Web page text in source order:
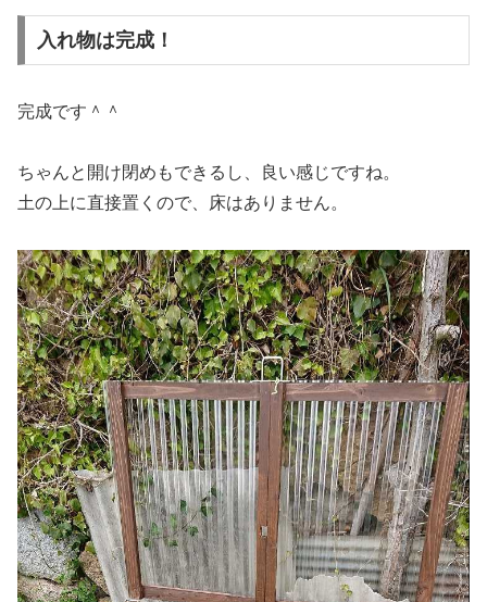
入れ物は完成！
完成です＾＾
ちゃんと開け閉めもできるし、良い感じですね。
土の上に直接置くので、床はありません。